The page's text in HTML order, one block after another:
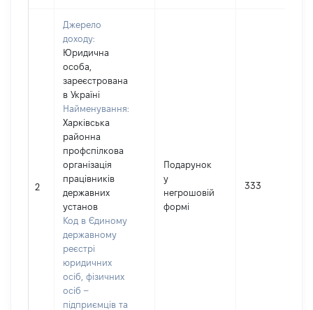
2
Джерело
доходу:
Юридична
особа,
зареєстрована
в Україні
Найменування:
Харківська
районна
профспілкова
організація
працівників
державних
установ
Код в Єдиному
державному
реєстрі
юридичних
осіб, фізичних
осіб –
підприємців та
Подарунок
у
негрошовій
формі
333